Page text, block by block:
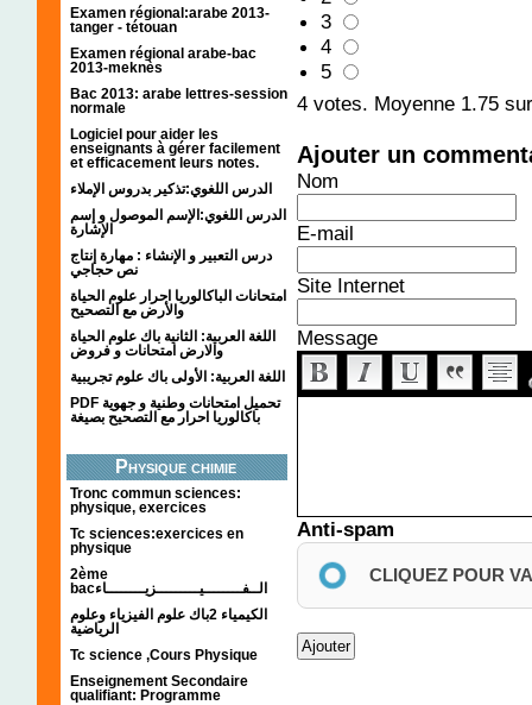
Examen régional:arabe 2013-
tanger - tétouan
Examen régional arabe-bac
2013-meknès
Bac 2013: arabe lettres-session
normale
Logiciel pour aider les
enseignants à gérer facilement
et efficacement leurs notes.
الدرس اللغوي:تذكير بدروس الإملاء
الدرس اللغوي:الإسم الموصول و إسم
الإشارة
درس التعبير و الإنشاء : مهارة إنتاج
نص حجاجي
امتحانات الباكالوريا احرار علوم الحياة
والأرض مع التصحيح
اللغة العربية: الثانية باك علوم الحياة
والارض امتحانات و فروض
اللغة العربية: الأولى باك علوم تجريبية
PDF تحميل امتحانات وطنية و جهوية
باكالوريا احرار مع التصحيح بصيغة
Physique chimie
Tronc commun sciences:
physique, exercices
Tc sciences:exercices en
physique
2ème
bacالــفــــــــيـــــــــزيــــــــاء
الكيمياء 2باك علوم الفيزياء وعلوم
الرياضية
Tc science ,Cours Physique
Enseignement Secondaire
qualifiant: Programme
3
4
5
4 votes. Moyenne 1.75
Ajouter un
Nom
E-mail
Site Internet
Message
Anti-spam
CLIQUEZ POUR